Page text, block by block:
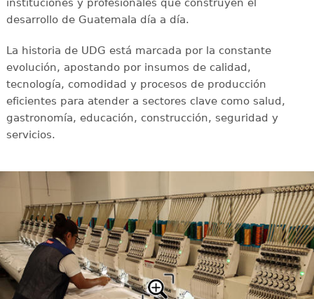
instituciones y profesionales que construyen el
desarrollo de Guatemala día a día.
La historia de UDG está marcada por la constante
evolución, apostando por insumos de calidad,
tecnología, comodidad y procesos de producción
eficientes para atender a sectores clave como salud,
gastronomía, educación, construcción, seguridad y
servicios.